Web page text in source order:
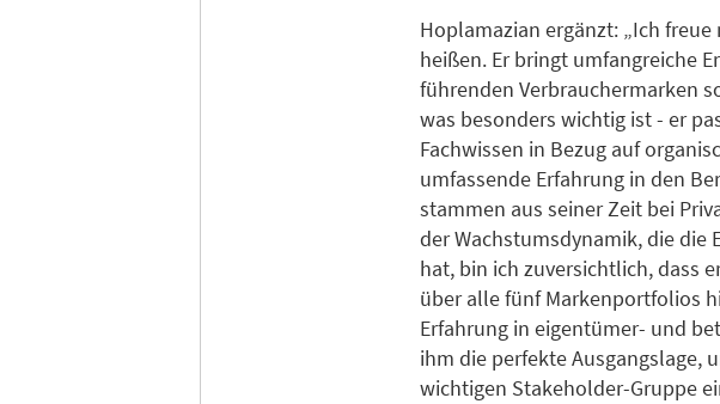
Hoplamazian ergänzt: „Ich
heißen. Er bringt umfangreiche
führenden Verbrauchermarken
was besonders wichtig ist - er
Fachwissen in Bezug auf
umfassende Erfahrung in den
stammen aus seiner Zeit bei
der Wachstumsdynamik, die die
hat, bin ich zuversichtlich, dass
über alle fünf Markenportfolios
Erfahrung in eigentümer- und
ihm die perfekte Ausgangslage,
wichtigen Stakeholder-Gruppe